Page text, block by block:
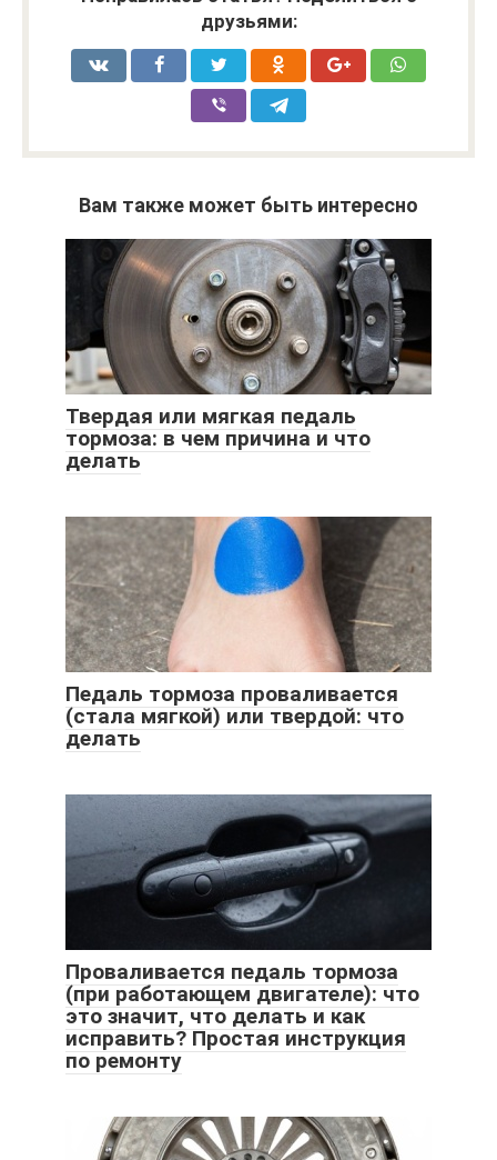
друзьями:
Вам также может быть интересно
Твердая или мягкая педаль
тормоза: в чем причина и что
делать
Педаль тормоза проваливается
(стала мягкой) или твердой: что
делать
Проваливается педаль тормоза
(при работающем двигателе): что
это значит, что делать и как
исправить? Простая инструкция
по ремонту